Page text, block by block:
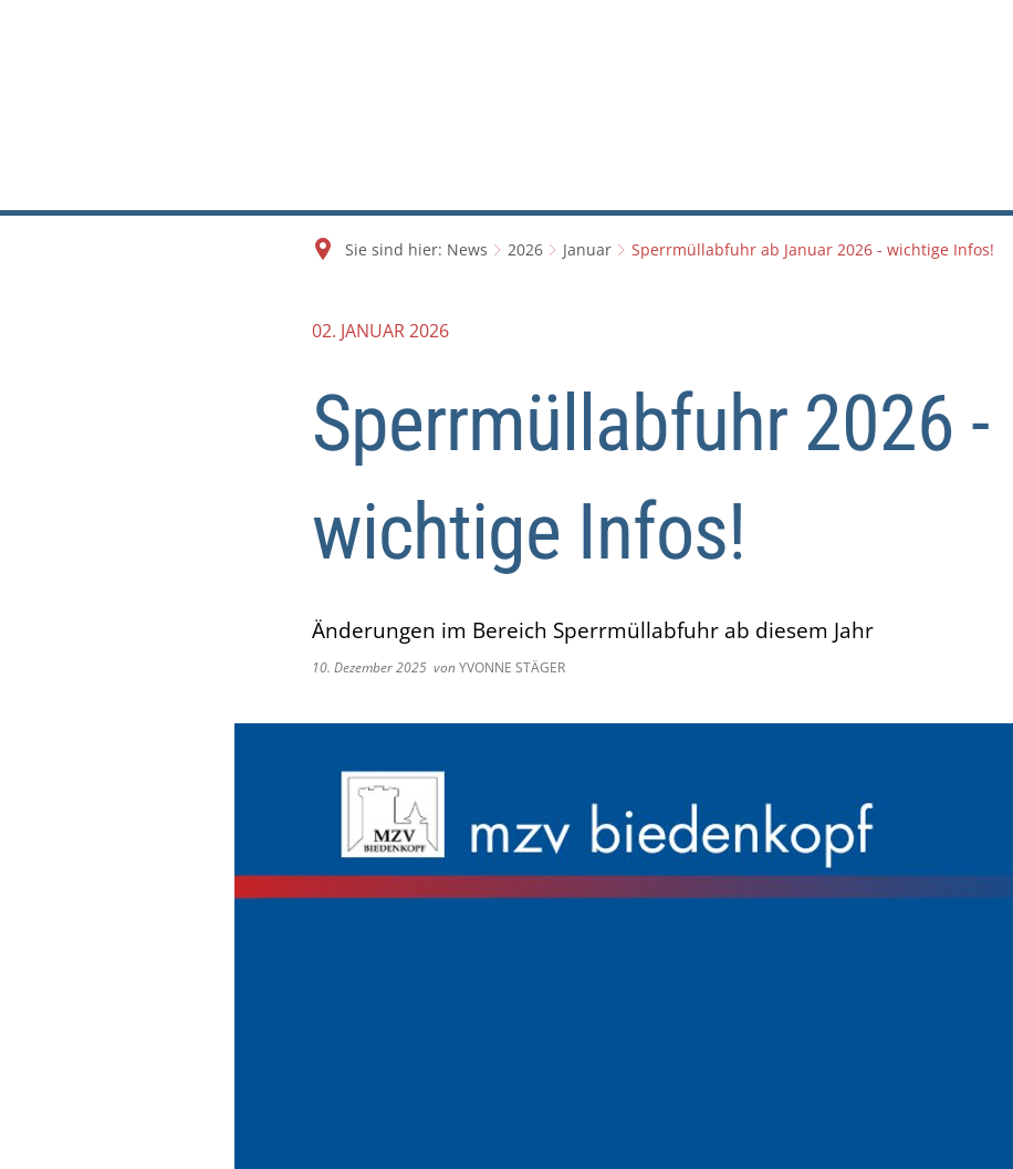
Sie sind hier: News 2026 Januar Sperrmüllabfuhr ab Januar 2026 - wichtige Infos!
02. JANUAR 2026
Sperrmüllabfuhr 2026 -
wichtige Infos!
Änderungen im Bereich Sperrmüllabfuhr ab diesem Jahr
10. Dezember 2025 vonYVONNE STÄGER